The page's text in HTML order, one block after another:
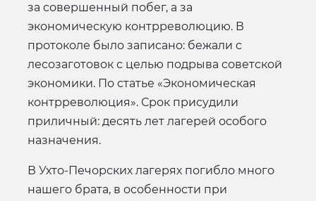
за совершенный побег, а за
экономическую контрреволюцию. В
протоколе было записано: бежали с
лесозаготовок с целью подрыва советской
экономики. По статье «Экономическая
контрреволюция». Срок присудили
приличный: десять лет лагерей особого
назначения.
В Ухто-Печорских лагерях погибло много
нашего брата, в особенности при